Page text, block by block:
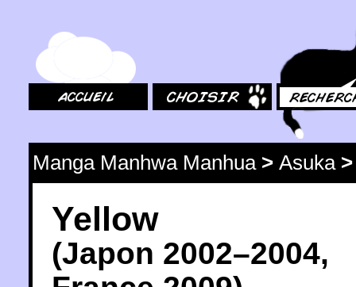
Manga Manhwa Manhua> Asuka
Yellow
(Japon 2002–2004,